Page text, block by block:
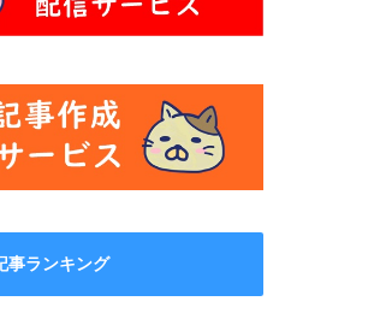
ランキング